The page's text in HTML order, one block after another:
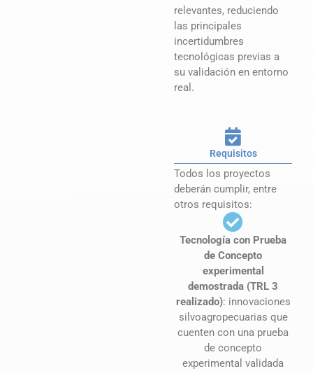
relevantes, reduciendo
las principales
incertidumbres
tecnológicas previas a
su validación en entorno
real.
Requisitos
Todos los proyectos
deberán cumplir, entre
otros requisitos:
Tecnología con Prueba
de Concepto
experimental
demostrada (TRL 3
realizado): innovaciones
silvoagropecuarias que
cuenten con una prueba
de concepto
experimental validada